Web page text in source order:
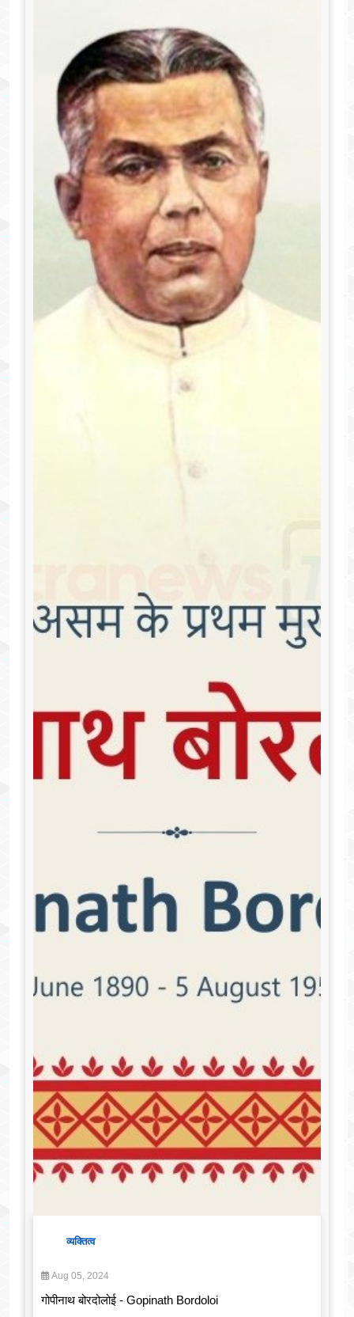
व्यक्तित्व
Aug 05, 2024
गोपीनाथ बोरदोलोई - Gopinath Bordoloi